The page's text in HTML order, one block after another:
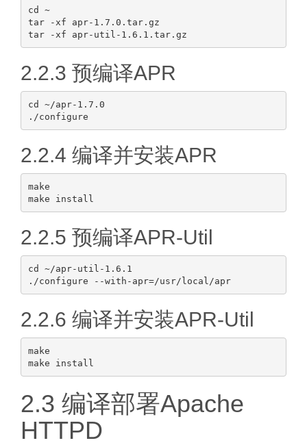
cd ~
tar -xf apr-1.7.0.tar.gz
2.2.3 预编译APR
cd ~/apr-1.7.0
2.2.4 编译并安装APR
make
2.2.5 预编译APR-Util
cd ~/apr-util-1.6.1
./configure --with-apr=/usr/local/apr
2.2.6 编译并安装APR-Util
make
2.3 编译部署Apache
HTTPD